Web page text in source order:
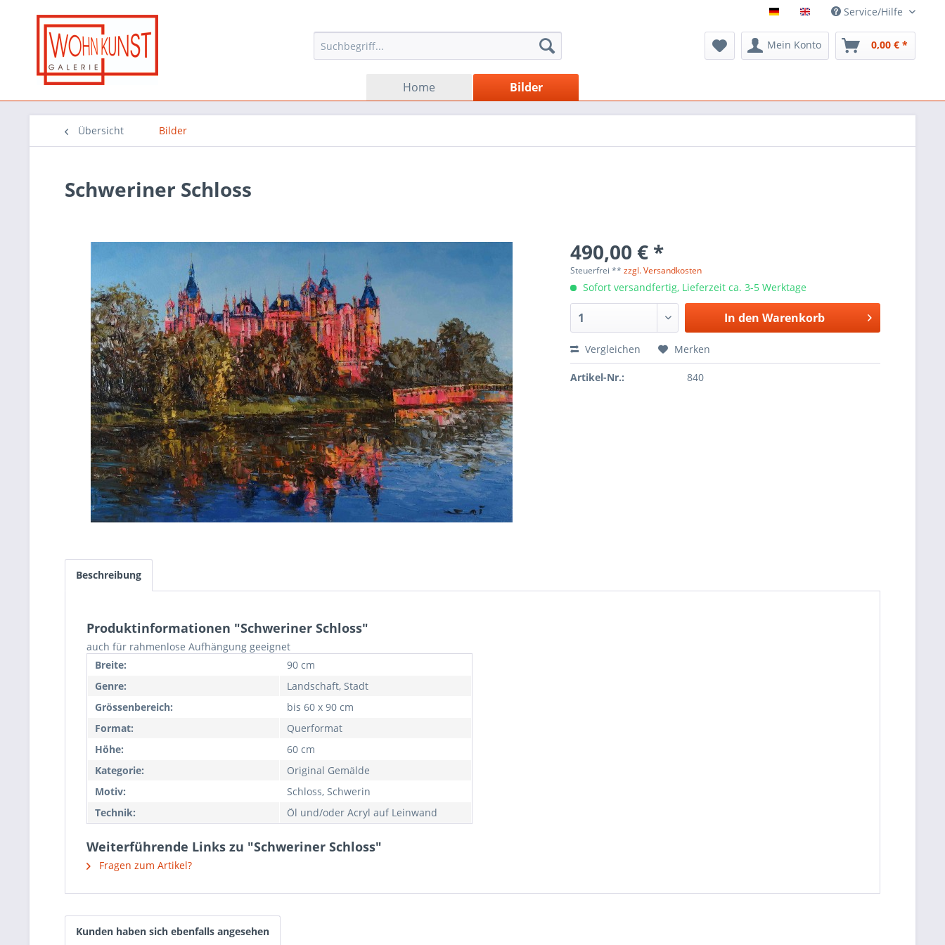
Service/Hilfe
Mein Konto 0,00 € *
Home Bilder
Übersicht Bilder
Schweriner Schloss
490,00 € *
Steuerfrei **zzgl. Versandkosten
Sofort versandfertig, Lieferzeit ca. 3-5 Werktage
In den Warenkorb
Vergleichen Merken
Artikel-Nr.: 840
Beschreibung
Produktinformationen "Schweriner Schloss"
auch für rahmenlose Aufhängung geeignet
Breite:
90 cm
Genre:
Landschaft, Stadt
Grössenbereich:
bis 60 x 90 cm
Format:
Querformat
Höhe:
60 cm
Kategorie:
Original Gemälde
Motiv:
Schloss, Schwerin
Technik:
Öl und/oder Acryl auf Leinwand
Weiterführende Links zu "Schweriner Schloss"
Fragen zum Artikel?
Kunden haben sich ebenfalls angesehen